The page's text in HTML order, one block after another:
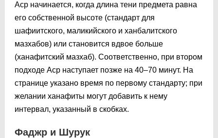
Аср начинается, когда длина тени предмета равна
его собственной высоте (стандарт для
шафиитского, маликийского и ханбалитского
мазхабов) или становится вдвое больше
(ханафитский мазхаб). Соответственно, при втором
подходе Аср наступает позже на 40–70 минут. На
странице указано время по первому стандарту; при
желании ханафиты могут добавить к нему
интервал, указанный в скобках.
Фаджр и Шурук